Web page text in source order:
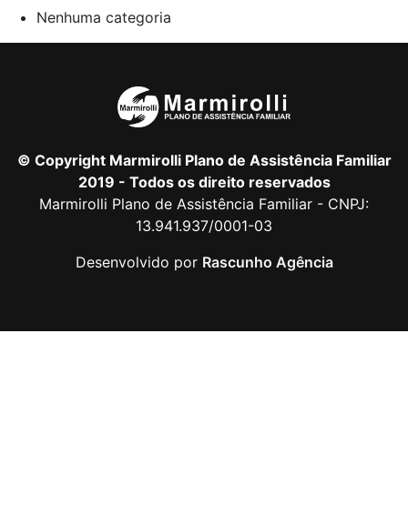
Nenhuma categoria
© Copyright Marmirolli Plano de Assistência Familiar
2019 - Todos os direito reservados
Marmirolli Plano de Assistência Familiar - CNPJ:
13.941.937/0001-03
Desenvolvido por Rascunho Agência